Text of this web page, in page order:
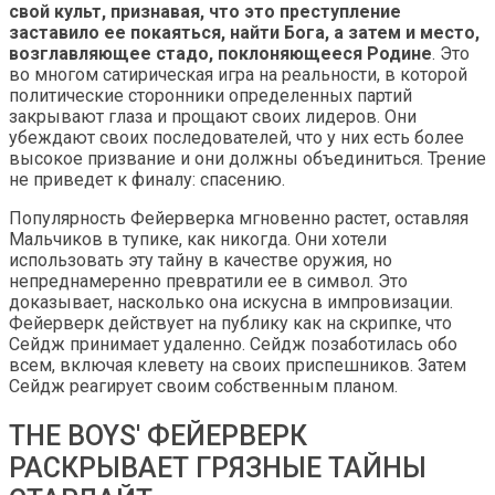
свой культ, признавая, что это преступление
заставило ее покаяться, найти Бога, а затем и место,
возглавляющее стадо, поклоняющееся Родине. Это
во многом сатирическая игра на реальности, в которой
политические сторонники определенных партий
закрывают глаза и прощают своих лидеров. Они
убеждают своих последователей, что у них есть более
высокое призвание и они должны объединиться. Трение
не приведет к финалу: спасению.
Популярность Фейерверка мгновенно растет, оставляя
Мальчиков в тупике, как никогда. Они хотели
использовать эту тайну в качестве оружия, но
непреднамеренно превратили ее в символ. Это
доказывает, насколько она искусна в импровизации.
Фейерверк действует на публику как на скрипке, что
Сейдж принимает удаленно. Сейдж позаботилась обо
всем, включая клевету на своих приспешников. Затем
Сейдж реагирует своим собственным планом.
THE BOYS' ФЕЙЕРВЕРК
РАСКРЫВАЕТ ГРЯЗНЫЕ ТАЙНЫ